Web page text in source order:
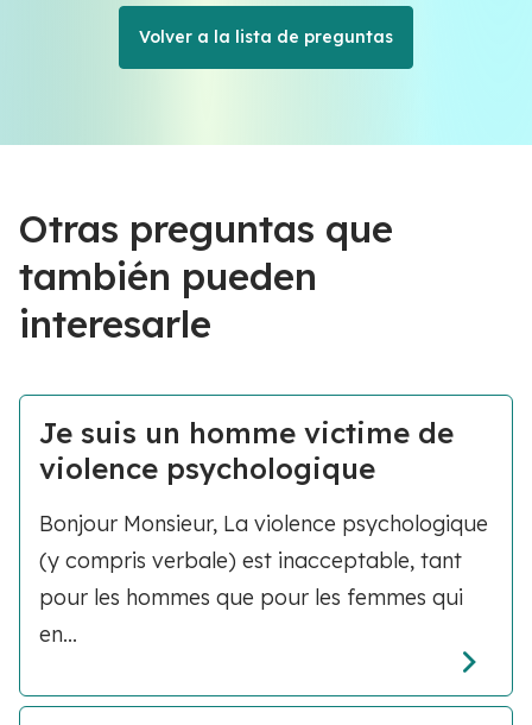
Volver a la lista de preguntas
Otras preguntas que
también pueden
interesarle
Je suis un homme victime de
violence psychologique
Bonjour Monsieur, La violence psychologique
(y compris verbale) est inacceptable, tant
pour les hommes que pour les femmes qui
en...